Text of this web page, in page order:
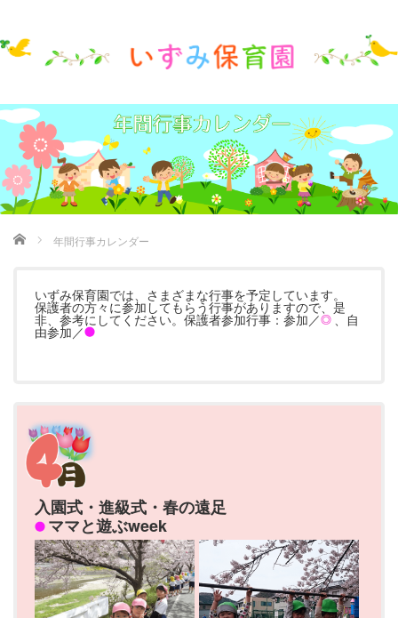
ホーム 年間行事カレンダー
いずみ保育園では、さまざまな行事を予定しています。
保護者の方々に参加してもらう行事がありますので、是
非、参考にしてください。保護者参加行事：参加／ 、自
由参加／
入園式・進級式・春の遠足
ママと遊ぶweek